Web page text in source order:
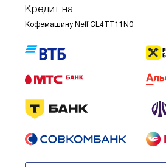
Кредит на
Кофемашину Neff CL4TT11N0